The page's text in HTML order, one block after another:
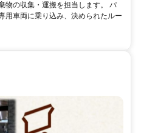
物の収集・運搬を担当します。 パ
用車両に乗り込み、決められたルー